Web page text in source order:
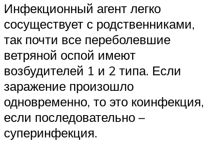
Инфекционный агент легко
сосуществует с родственниками,
так почти все переболевшие
ветряной оспой имеют
возбудителей 1 и 2 типа. Если
заражение произошло
одновременно, то это коинфекция,
если последовательно –
суперинфекция.